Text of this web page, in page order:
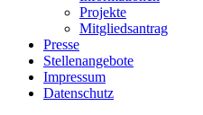
Projekte
Mitgliedsantrag
Presse
Stellenangebote
Impressum
Datenschutz